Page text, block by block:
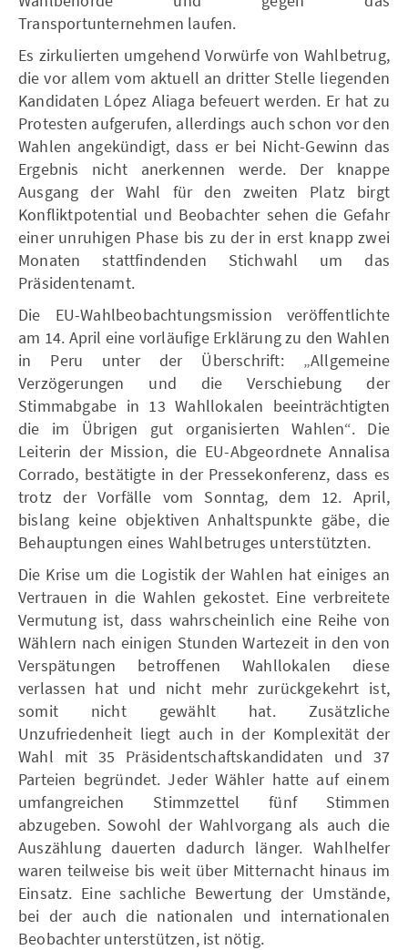
Transportunternehmen laufen.
Es zirkulierten umgehend Vorwürfe von Wahlbetrug,
die vor allem vom aktuell an dritter Stelle liegenden
Kandidaten López Aliaga befeuert werden. Er hat zu
Protesten aufgerufen, allerdings auch schon vor den
Wahlen angekündigt, dass er bei Nicht-Gewinn das
Ergebnis nicht anerkennen werde. Der knappe
Ausgang der Wahl für den zweiten Platz birgt
Konfliktpotential und Beobachter sehen die Gefahr
einer unruhigen Phase bis zu der in erst knapp zwei
Monaten stattfindenden Stichwahl um das
Präsidentenamt.
Die EU-Wahlbeobachtungsmission veröffentlichte
am 14. April eine vorläufige Erklärung zu den Wahlen
in Peru unter der Überschrift: „Allgemeine
Verzögerungen und die Verschiebung der
Stimmabgabe in 13 Wahllokalen beeinträchtigten
die im Übrigen gut organisierten Wahlen“. Die
Leiterin der Mission, die EU-Abgeordnete Annalisa
Corrado, bestätigte in der Pressekonferenz, dass es
trotz der Vorfälle vom Sonntag, dem 12. April,
bislang keine objektiven Anhaltspunkte gäbe, die
Behauptungen eines Wahlbetruges unterstützten.
Die Krise um die Logistik der Wahlen hat einiges an
Vertrauen in die Wahlen gekostet. Eine verbreitete
Vermutung ist, dass wahrscheinlich eine Reihe von
Wählern nach einigen Stunden Wartezeit in den von
Verspätungen betroffenen Wahllokalen diese
verlassen hat und nicht mehr zurückgekehrt ist,
somit nicht gewählt hat. Zusätzliche
Unzufriedenheit liegt auch in der Komplexität der
Wahl mit 35 Präsidentschaftskandidaten und 37
Parteien begründet. Jeder Wähler hatte auf einem
umfangreichen Stimmzettel fünf Stimmen
abzugeben. Sowohl der Wahlvorgang als auch die
Auszählung dauerten dadurch länger. Wahlhelfer
waren teilweise bis weit über Mitternacht hinaus im
Einsatz. Eine sachliche Bewertung der Umstände,
bei der auch die nationalen und internationalen
Beobachter unterstützen, ist nötig.